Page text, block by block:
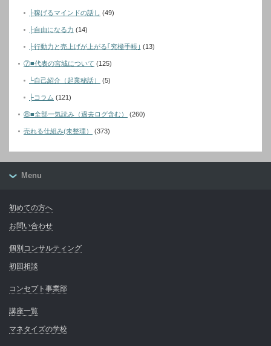
├稼げるマインドの話し (49)
├自由になる力 (14)
├行動力と売上げが上がる｢究極手帳｣ (13)
⑦■代表の宮城について (125)
└自己紹介（起業秘話） (5)
├コラム (121)
⑧■全部一気読み（過去ログ含む） (260)
売れる仕組み(未整理） (373)
Menu
初めての方へ
お問い合わせ
個別コンサルティング
初回相談
コンセプト事業部
講座一覧
マネタイズの学校